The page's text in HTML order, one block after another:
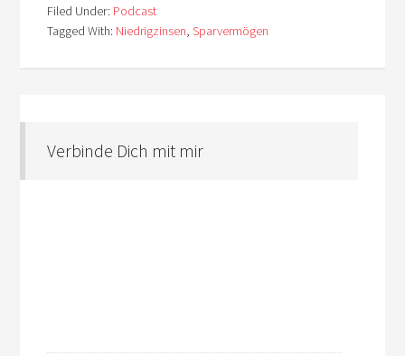
Filed Under: Podcast
Tagged With: Niedrigzinsen,Sparvermögen
Verbinde Dich mit mir